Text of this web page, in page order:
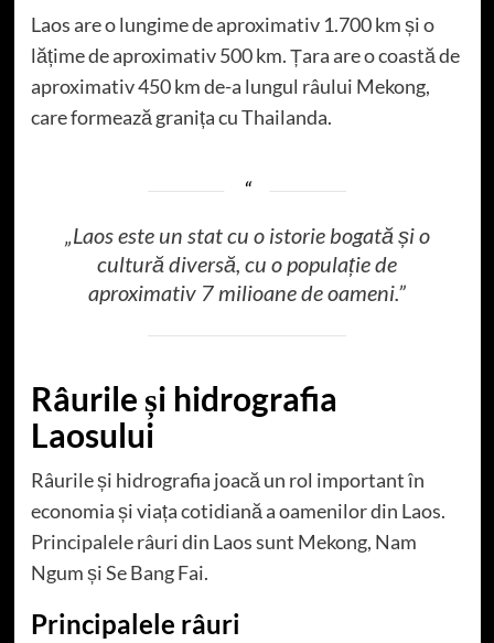
Laos are o lungime de aproximativ 1.700 km și o
lățime de aproximativ 500 km. Țara are o coastă de
aproximativ 450 km de-a lungul râului Mekong,
care formează granița cu Thailanda.
„Laos este un stat cu o istorie bogată și o
cultură diversă, cu o populație de
aproximativ 7 milioane de oameni.”
Râurile și hidrografia
Laosului
Râurile și hidrografia joacă un rol important în
economia și viața cotidiană a oamenilor din Laos.
Principalele râuri din Laos sunt Mekong, Nam
Ngum și Se Bang Fai.
Principalele râuri